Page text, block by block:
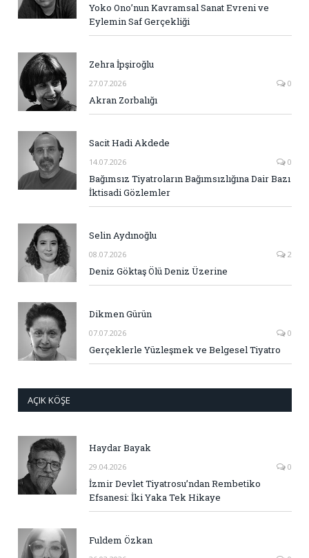
Yoko Ono’nun Kavramsal Sanat Evreni ve
Eylemin Saf Gerçekliği
Zehra İpşiroğlu
27.07.2026 0
Akran Zorbalığı
Sacit Hadi Akdede
14.07.2026 0
Bağımsız Tiyatroların Bağımsızlığına Dair Bazı
İktisadi Gözlemler
Selin Aydınoğlu
08.07.2026 2
Deniz Göktaş Ölü Deniz Üzerine
Dikmen Gürün
07.07.2026 0
Gerçeklerle Yüzleşmek ve Belgesel Tiyatro
AÇIK KÖŞE
Haydar Bayak
29.04.2026 0
İzmir Devlet Tiyatrosu’ndan Rembetiko
Efsanesi: İki Yaka Tek Hikaye
Fuldem Özkan